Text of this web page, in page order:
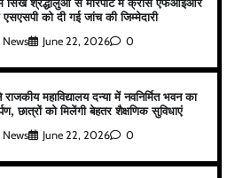
एसएसपी को दी गई जांच की जिम्मेदारी
News June 22, 2026 0
महाविद्यालय दन्या में नवनिर्मित भवन का
छात्रों को मिलेंगी बेहतर शैक्षणिक सुविधाएं
News June 22, 2026 0